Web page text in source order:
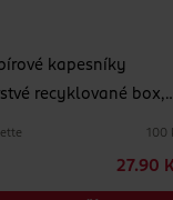
kapesníky
recyklované box,
100
27.90